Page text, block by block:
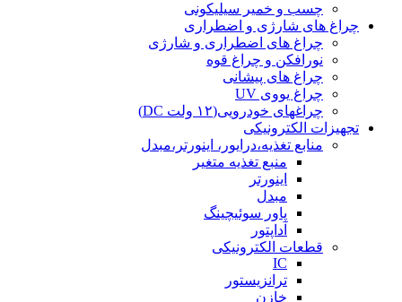
چسب و خمیر سیلیکونی
چراغ های شارژی و اضطراری
چراغ های اضطراری و شارژی
نورافکن و چراغ قوه
چراغ های پیشانی
چراغ یووی UV
چراغهای خودرویی(۱۲ ولت DC)
تجهیزات الکترونیکی
منابع تغذیه،درایور، اینورتر،مبدل
منبع تغذیه متغیر
اینورتر
مبدل
پاور سوئیچینگ
آداپتور
قطعات الکترونیکی
IC
ترانزیستور
خازن